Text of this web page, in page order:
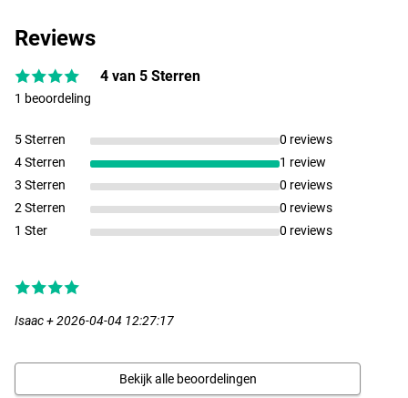
NPE
Reviews
4 van 5 Sterren
1 beoordeling
5 Sterren
0 reviews
4 Sterren
1 review
3 Sterren
0 reviews
2 Sterren
0 reviews
1 Ster
0 reviews
Isaac + 2026-04-04 12:27:17
Bekijk alle beoordelingen